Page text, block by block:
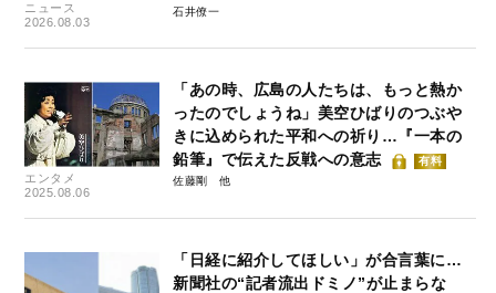
ニュース
2026.08.03
石井僚一
エンタメ
2025.08.06
「あの時、広島の人たちは、もっと熱か
ったのでしょうね」美空ひばりのつぶや
きに込められた平和への祈り…『一本の
鉛筆』で伝えた反戦への意志
有料
佐藤剛
「日経に紹介してほしい」が合言葉に…
新聞社の“記者流出ドミノ”が止まらな